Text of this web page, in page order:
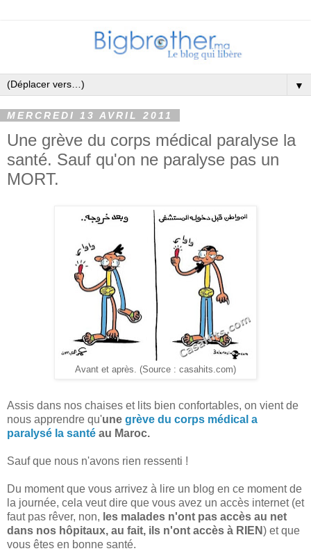
▼
MERCREDI 13 AVRIL 2011
Une grève du corps médical paralyse la
santé. Sauf qu'on ne paralyse pas un
MORT.
Avant et après. (Source : casahits.com)
Assis dans nos chaises et lits bien confortables, on vient de
nous apprendre qu'une grève du corps médical a
paralysé la santé au Maroc.
Sauf que nous n'avons rien ressenti !
Du moment que vous arrivez à lire un blog en ce moment de
la journée, cela veut dire que vous avez un accès internet (et
faut pas rêver, non, les malades n'ont pas accès au net
dans nos hôpitaux, au fait, ils n'ont accès à RIEN) et que
vous êtes en bonne santé.